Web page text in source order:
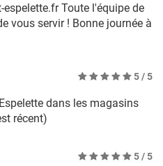
Toute l'équipe de
vous servir ! Bonne journée à
5/ 5
dans les magasins
récent)
5/ 5